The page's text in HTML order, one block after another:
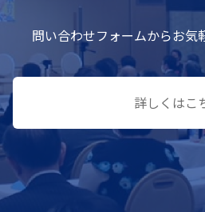
問い合わせフォームからお気
詳しくはこ